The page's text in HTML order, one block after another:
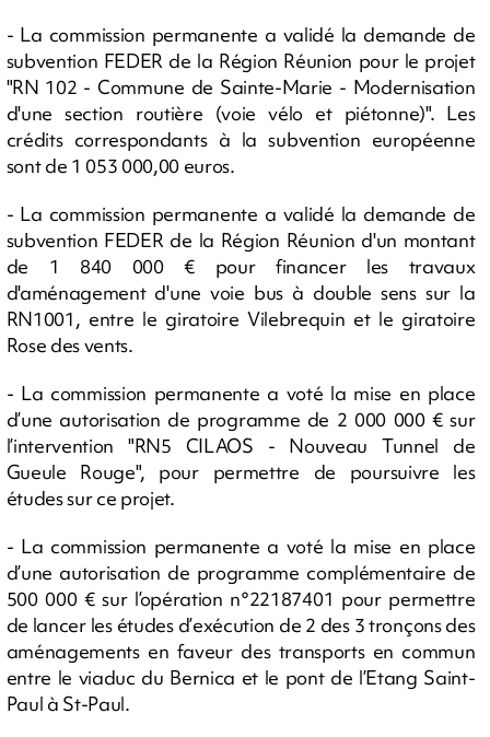
- La commission permanente a validé la demande de
subvention FEDER de la Région Réunion pour le projet
"RN 102 - Commune de Sainte-Marie - Modernisation
d'une section routière (voie vélo et piétonne)". Les
crédits correspondants à la subvention européenne
sont de 1 053 000,00 euros.
- La commission permanente a validé la demande de
subvention FEDER de la Région Réunion d'un montant
de 1 840 000 € pour financer les travaux
d'aménagement d'une voie bus à double sens sur la
RN1001, entre le giratoire Vilebrequin et le giratoire
Rose des vents.
- La commission permanente a voté la mise en place
d’une autorisation de programme de 2 000 000 € sur
l’intervention "RN5 CILAOS - Nouveau Tunnel de
Gueule Rouge", pour permettre de poursuivre les
études sur ce projet.
- La commission permanente a voté la mise en place
d’une autorisation de programme complémentaire de
500 000 € sur l’opération n°22187401 pour permettre
de lancer les études d’exécution de 2 des 3 tronçons des
aménagements en faveur des transports en commun
entre le viaduc du Bernica et le pont de l’Etang Saint-
Paul à St-Paul.